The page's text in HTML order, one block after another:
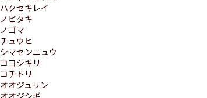
ハクセキレイ
ノビタキ
ノゴマ
チュウヒ
シマセンニュウ
コヨシキリ
コチドリ
オオジュリン
オオジシギ